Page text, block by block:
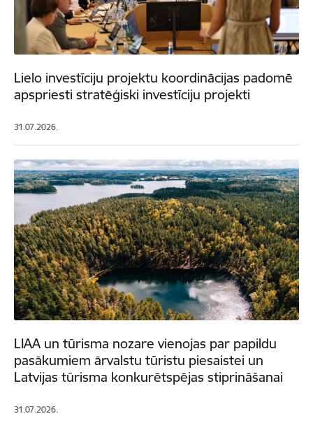
Lielo investīciju projektu koordinācijas padomē
apspriesti stratēģiski investīciju projekti
31.07.2026.
LIAA un tūrisma nozare vienojas par papildu
pasākumiem ārvalstu tūristu piesaistei un
Latvijas tūrisma konkurētspējas stiprināšanai
31.07.2026.